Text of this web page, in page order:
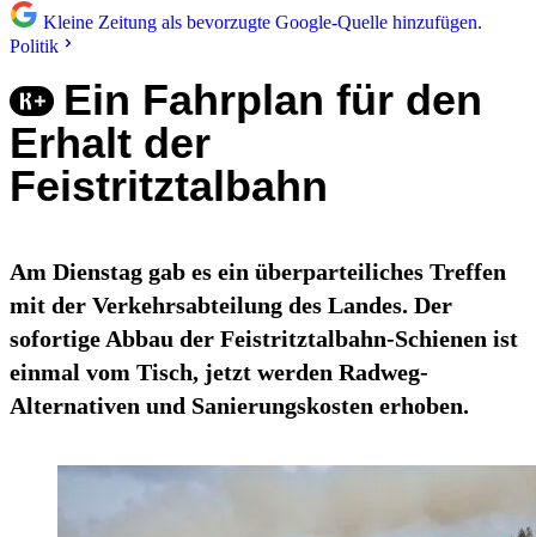
Kleine Zeitung als bevorzugte Google-Quelle hinzufügen.
Politik
Ein Fahrplan für den
Erhalt der
Feistritztalbahn
Am Dienstag gab es ein überparteiliches Treffen
mit der Verkehrsabteilung des Landes. Der
sofortige Abbau der Feistritztalbahn-Schienen ist
einmal vom Tisch, jetzt werden Radweg-
Alternativen und Sanierungskosten erhoben.